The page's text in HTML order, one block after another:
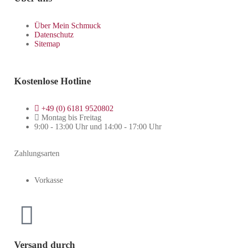
Über Mein Schmuck
Datenschutz
Sitemap
Kostenlose Hotline
+49 (0) 6181 9520802
Montag bis Freitag
9:00 - 13:00 Uhr und 14:00 - 17:00 Uhr
Zahlungsarten
Vorkasse
Versand durch